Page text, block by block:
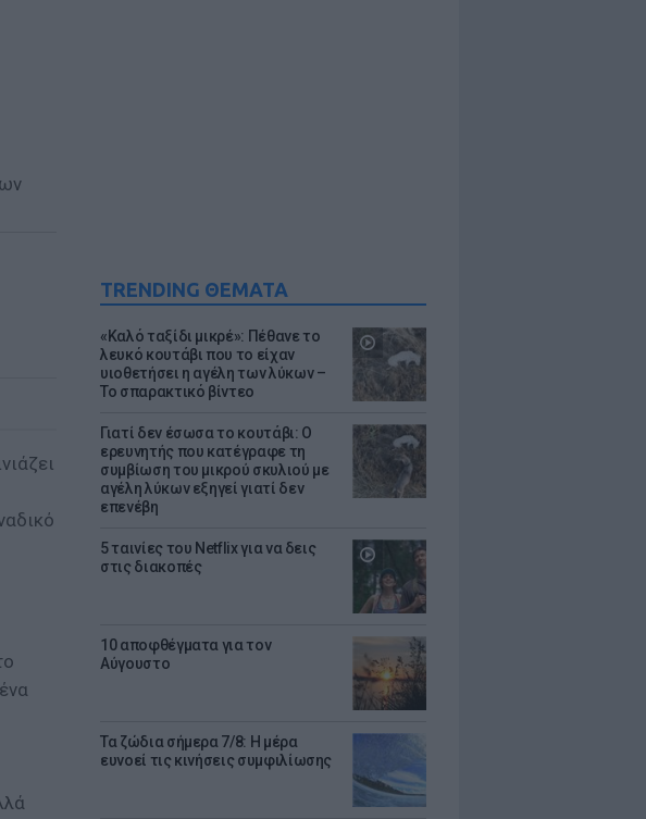
TRENDING ΘΕΜΑΤΑ
«Καλό ταξίδι μικρέ»: Πέθανε το
λευκό κουτάβι που το είχαν
υιοθετήσει η αγέλη των λύκων –
Το σπαρακτικό βίντεο
Γιατί δεν έσωσα το κουτάβι: Ο
ερευνητής που κατέγραφε τη
συμβίωση του μικρού σκυλιού με
αγέλη λύκων εξηγεί γιατί δεν
επενέβη
5 ταινίες του Netflix για να δεις
στις διακοπές
10 αποφθέγματα για τον
Αύγουστο
Τα ζώδια σήμερα 7/8: Η μέρα
ευνοεί τις κινήσεις συμφιλίωσης